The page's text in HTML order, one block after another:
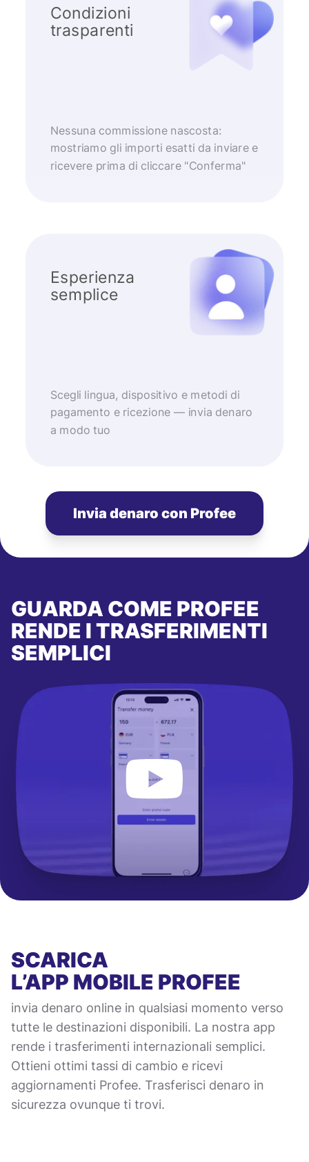
Condizioni
trasparenti
Nessuna commissione nascosta:
mostriamo gli importi esatti da inviare e
ricevere prima di cliccare "Conferma"
Esperienza
semplice
Scegli lingua, dispositivo e metodi di
pagamento e ricezione — invia denaro
a modo tuo
Invia denaro con Profee
GUARDA COME PROFEE
RENDE I TRASFERIMENTI
SEMPLICI
SCARICA
L’APP MOBILE PROFEE
invia denaro online in qualsiasi momento verso
tutte le destinazioni disponibili. La nostra app
rende i trasferimenti internazionali semplici.
Ottieni ottimi tassi di cambio e ricevi
aggiornamenti Profee. Trasferisci denaro in
sicurezza ovunque ti trovi.